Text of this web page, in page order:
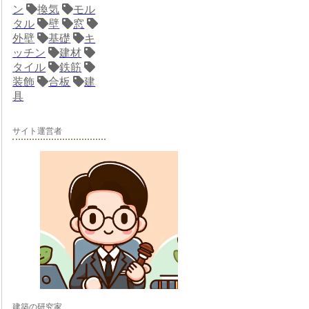
ン
換気
モル
タル
壁
窓
外壁
基礎
キ
ッチン
建材
タイル
鉄筋
装飾
合板
建
具
サイト運営者
建築の研究家